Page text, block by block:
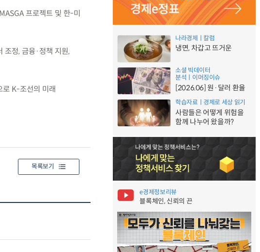
프로젝트 및 한-미
조정, 금융·정책 지원,
로 K-조선의 미래
목록보기
나라경제ㅣ칼럼
냉면, 차갑고 뜨거운
소셜 빅데이터
분석ㅣ이머징이슈
[2026.06] 원·달러 환율
학습자료ㅣ경제로 세상 읽기
사람들은 어떻게 위험을
함께 나누어 왔을까?
e경제정보리뷰
블록체인, 신뢰의 끈